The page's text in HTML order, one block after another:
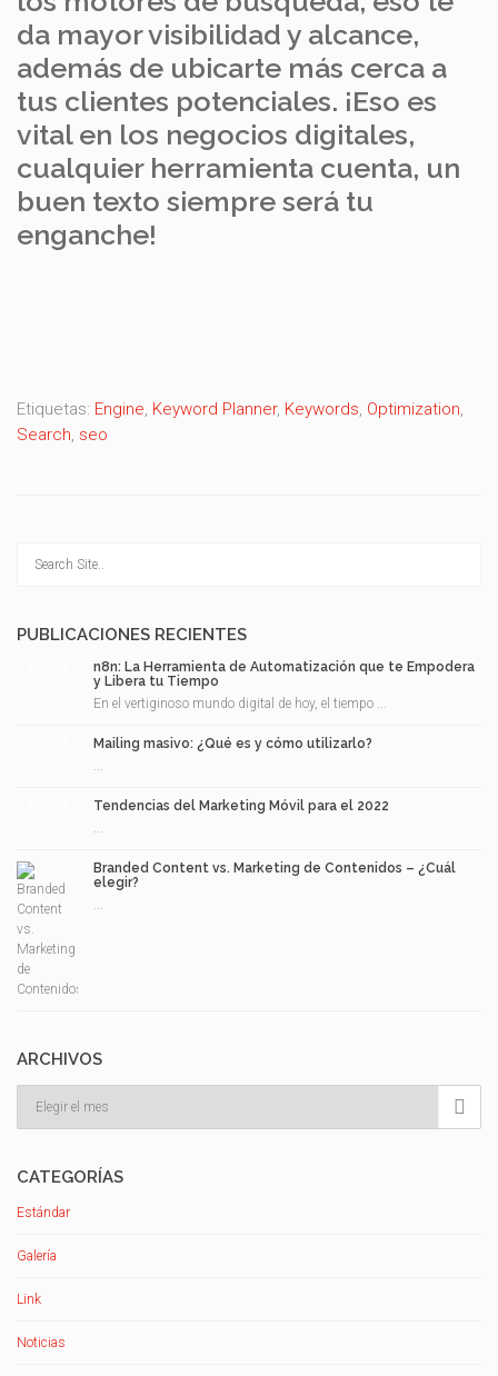
da mayor visibilidad y alcance,
además de ubicarte más cerca a
tus clientes potenciales. ¡Eso es
vital en los negocios digitales,
cualquier herramienta cuenta, un
buen texto siempre será tu
enganche!
Etiquetas: Engine, Keyword Planner, Keywords, Optimization,
Search, seo
PUBLICACIONES RECIENTES
n8n: La Herramienta de Automatización que te Empodera
y Libera tu Tiempo
En el vertiginoso mundo digital de hoy, el tiempo ...
Mailing masivo: ¿Qué es y cómo utilizarlo?
Tendencias del Marketing Móvil para el 2022
Branded Content vs. Marketing de Contenidos – ¿Cuál
elegir?
ARCHIVOS

CATEGORÍAS
Estándar
Galería
Link
Noticias